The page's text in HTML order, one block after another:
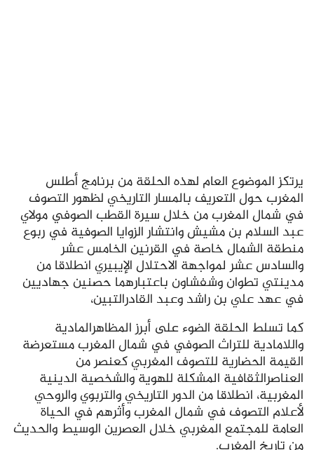
يرتكز الموضوع العام لهذه الحلقة من برنامج أطلس
المغرب حول التعريف بالمسار التاريخي لظهور التصوف
في شمال المغرب من خلال سيرة القطب الصوفي مولاي
عبد السلام بن مشيش وانتشار الزوايا الصوفية في ربوع
منطقة الشمال خاصة في القرنين الخامس عشر
والسادس عشر لمواجهة الاحتلال الإيبيري انطلاقا من
مدينتي تطوان وشفشاون باعتبارهما حصنين جهاديين
في عهد علي بن راشد وعبد القادرالتبين،
كما تسلط الحلقة الضوء على أبرز المظاهرالمادية
واللامادية للتراث الصوفي في شمال المغرب مستعرضة
القيمة الحضارية للتصوف المغربي كعنصر من
العناصرالثقافية المشكلة للهوية والشخصية الدينية
المغربية، انطلاقا من الدور التاريخي والتربوي والروحي
لأعلام التصوف في شمال المغرب وأثرهم في الحياة
العامة للمجتمع المغربي خلال العصرين الوسيط والحديث